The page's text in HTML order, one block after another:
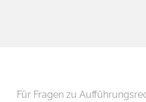
Für Fragen zu